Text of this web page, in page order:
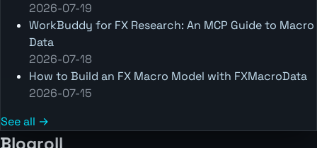
2026-07-19
WorkBuddy for FX Research: An MCP Guide to Macro
Data
2026-07-18
How to Build an FX Macro Model with FXMacroData
2026-07-15
See all →
Blogroll